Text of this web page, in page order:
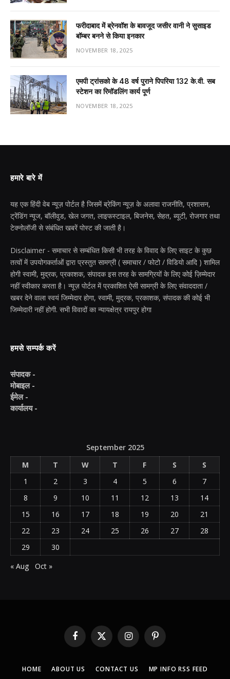
फरीदाबाद में ब्रेनवॉश के बावजूद जसीर वानी ने सुसाइड
बॉम्बर बनने से किया इनकार
NOVEMBER 18, 2025
एमपी ट्रांसको के 48 वर्ष पुराने पिपरिया 132 के.वी. सब
स्टेशन का रिमॉडलिंग कार्य पूर्ण
NOVEMBER 18, 2025
हमारे बारे में
यह एक हिंदी वेब न्यूज़ पोर्टल है जिसमें ब्रेकिंग न्यूज़ के अलावा राजनीति, प्रशासन,
ट्रेंडिंग न्यूज, बॉलीवुड, खेल जगत, लाइफस्टाइल, बिजनेस, सेहत, ब्यूटी, रोजगार तथा
टेक्नोलॉजी से संबंधित खबरें पोस्ट की जाती है।
Disclaimer - समाचार से सम्बंधित किसी भी तरह के विवाद के लिए साइट के कुछ
तत्वों में उपयोगकर्ताओं द्वारा प्रस्तुत सामग्री ( समाचार / फोटो / विडियो आदि ) शामिल
होगी स्वामी, मुद्रक, प्रकाशक, संपादक इस तरह के सामग्रियों के लिए कोई ज़िम्मेदार
नहीं स्वीकार करता है। न्यूज़ पोर्टल में प्रकाशित ऐसी सामग्री के लिए संवाददाता /
खबर देने वाला स्वयं जिम्मेदार होगा, स्वामी, मुद्रक, प्रकाशक, संपादक की कोई भी
जिम्मेदारी नहीं होगी. सभी विवादों का न्यायक्षेत्र रायपुर होगा
हमसे सम्पर्क करें
संपादक -
मोबाइल -
ईमेल -
कार्यालय -
September 2025
M
T W T F S
S
1
2 3 4 5 6
7
8
9 10 11 12 13
14
15
16 17 18 19 20
21
22
23 24 25 26 27
28
29
30
« Aug
Oct »
Facebook
X
(Twitter)
InstagramPinterest
HOME ABOUT US CONTACT US MP INFO RSS FEED